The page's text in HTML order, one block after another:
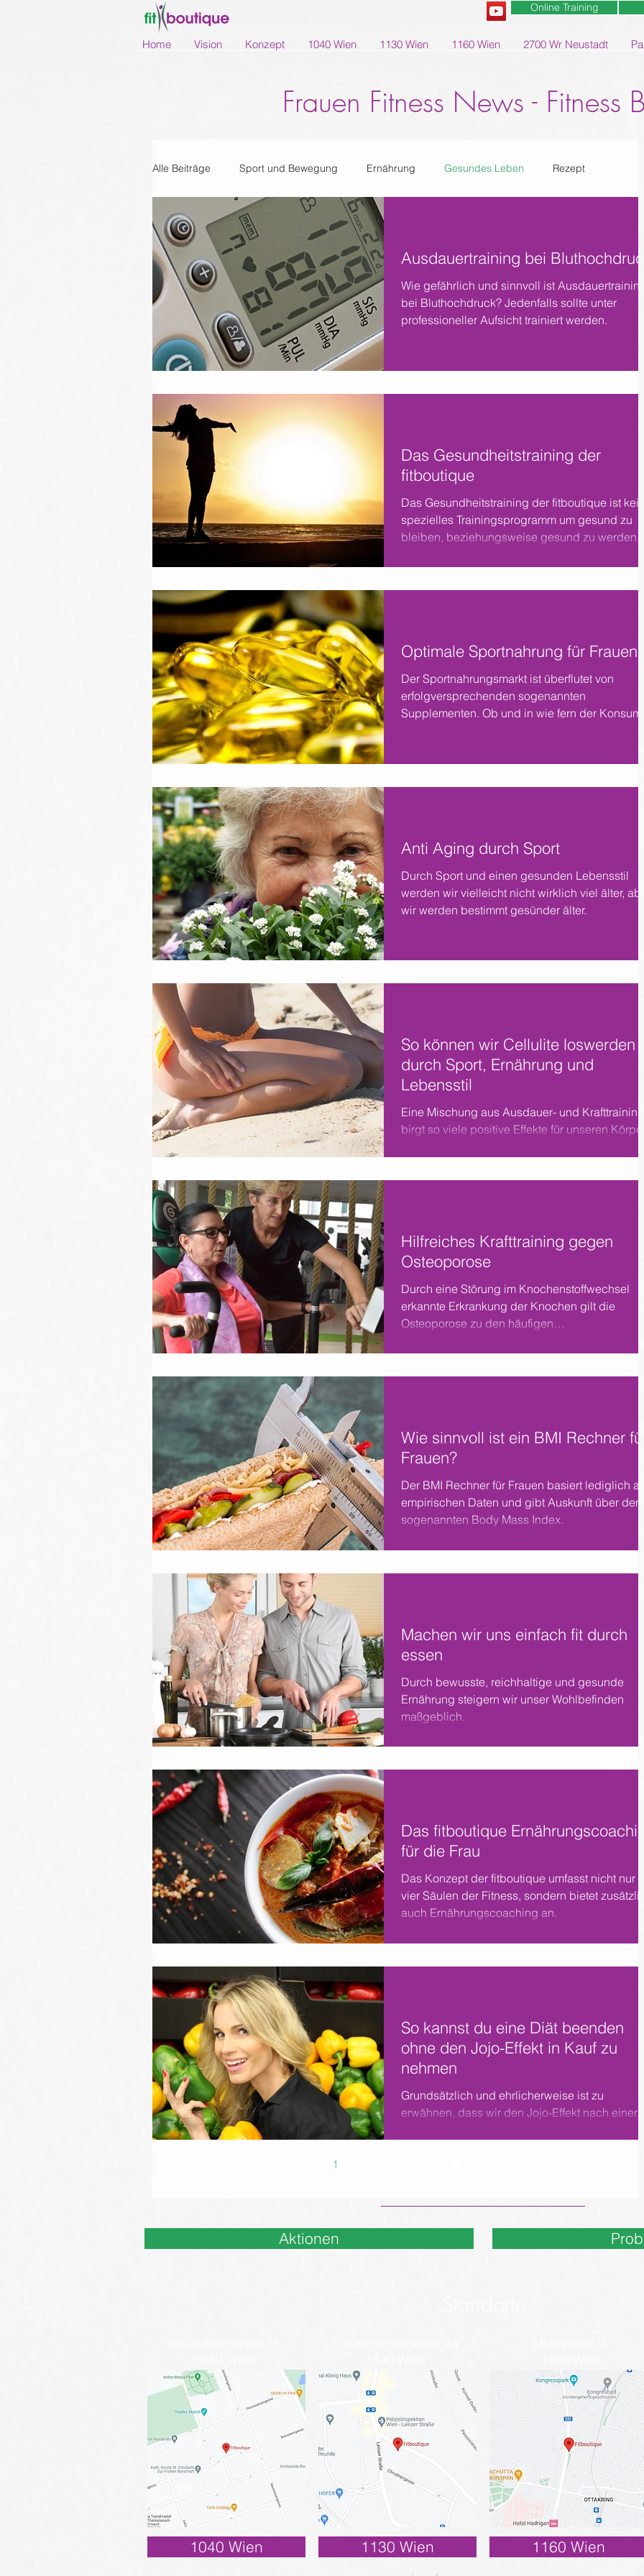
Online Training
Home Vision Konzept 1040 Wien 1130 Wien 1160 Wien 2700 Wr Neustadt
Frauen Fitness News - Fitness
Alle Beiträge Sport und Bewegung Ernährung Gesundes Leben Rezept
Rezepte Newsletter
Ausdauertraining bei
Wie gefährlich und sinnvoll ist
bei Bluthochdruck? Jedenfalls sollte unter
professioneller Aufsicht trainiert werden.
Das Gesundheitstraining der
fitboutique
Das Gesundheitstraining der fitboutique ist
spezielles Trainingsprogramm um gesund zu
bleiben, beziehungsweise gesund zu werden.
Optimale Sportnahrung für Frauen
Der Sportnahrungsmarkt ist überflutet von
erfolgversprechenden sogenannten
Supplementen. Ob und in wie fern der Konsum
Anti Aging durch Sport
Durch Sport und einen gesunden Lebensstil
werden wir vielleicht nicht wirklich viel älter,
wir werden bestimmt gesünder älter.
So können wir Cellulite loswerden
durch Sport, Ernährung und
Lebensstil
Eine Mischung aus Ausdauer- und Krafttraining
birgt so viele positive Effekte für unseren
Hilfreiches Krafttraining gegen
Osteoporose
Durch eine Störung im Knochenstoffwechsel
erkannte Erkrankung der Knochen gilt die
Osteoporose zu den häufigen
Wie sinnvoll ist ein BMI Rechner
Frauen?
Der BMI Rechner für Frauen basiert lediglich
empirischen Daten und gibt Auskunft über den
sogenannten Body Mass Index.
Machen wir uns einfach fit durch
essen
Durch bewusste, reichhaltige und gesunde
Ernährung steigern wir unser Wohlbefinden
maßgeblich.
Das fitboutique
für die Frau
Das Konzept der fitboutique umfasst nicht nur
vier Säulen der Fitness, sondern bietet
auch Ernährungscoaching an.
So kannst du eine Diät beenden
ohne den Jojo-Effekt in Kauf zu
nehmen
Grundsätzlich und ehrlicherweise ist zu
erwähnen, dass wir den Jojo-Effekt nach einer
1
Aktionen
1040 Wien 1130 Wien 1160 Wien